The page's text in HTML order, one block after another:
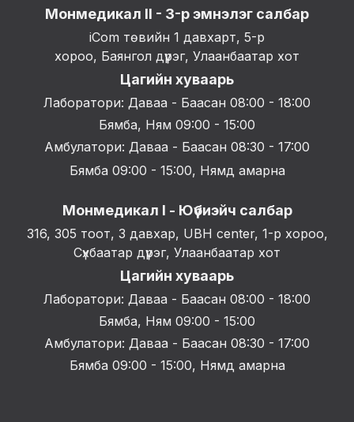
Монмедикал II - 3-р эмнэлэг салбар
iCom төвийн 1 давхарт, 5-р
хороо, Баянгол дүүрэг, Улаанбаатар хот
Цагийн хуваарь
Лаборатори: Даваа - Баасан 08:00 - 18:00
Бямба, Ням 09:00 - 15:00
Амбулатори: Даваа - Баасан 08:30 - 17:00
Бямба 09:00 - 15:00, Нямд амарна
Монмедикал I - Юүбиэйч салбар
316, 305 тоот, 3 давхар, UBH center, 1-р хороо,
Сүхбаатар дүүрэг, Улаанбаатар хот
Цагийн хуваарь
Лаборатори: Даваа - Баасан 08:00 - 18:00
Бямба, Ням 09:00 - 15:00
Амбулатори: Даваа - Баасан 08:30 - 17:00
Бямба 09:00 - 15:00, Нямд амарна